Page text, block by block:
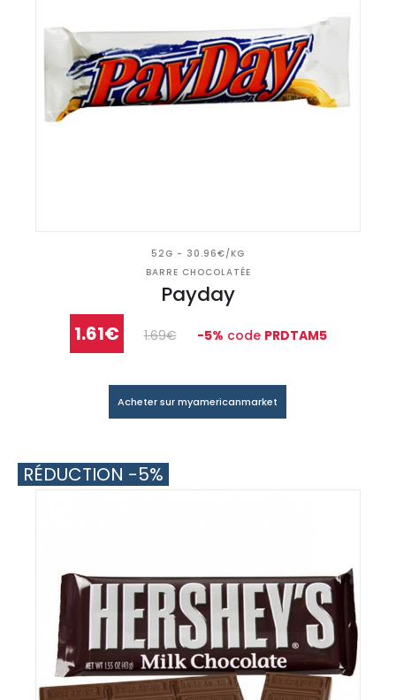
52G - 30.96€/KG
BARRE CHOCOLATÉE
Payday
1.61€ 1.69€ -5% code PRDTAM5
Acheter sur myamericanmarket
RÉDUCTION -5%